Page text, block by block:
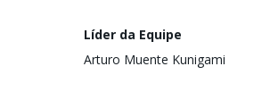
Líder da Equipe
Arturo Muente Kunigami